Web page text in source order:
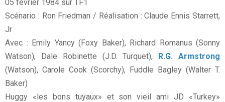
05 février 1984 sur TF1
Scénario : Ron Friedman / Réalisation : Claude Ennis Starrett,
Jr
Avec : Emily Yancy (Foxy Baker), Richard Romanus (Sonny
Watson), Dale Robinette (J.D. Turquet), R.G. Armstrong
(Watson), Carole Cook (Scorchy), Fuddle Bagley (Walter T.
Baker)
Huggy «les bons tuyaux» et son vieil ami JD «Turkey»